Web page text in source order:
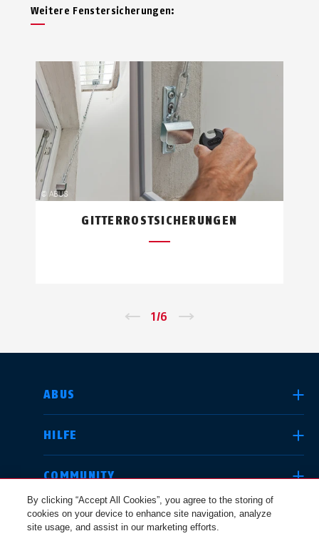
Weitere Fenstersicherungen:
GITTERROSTSICHERUNGEN
1/6
ABUS
HILFE
COMMUNITY
RECHTLICHES
LAND AUSWÄHLEN
Deutschland
By clicking “Accept All Cookies”, you agree to the storing of
cookies on your device to enhance site navigation, analyze
site usage, and assist in our marketing efforts.